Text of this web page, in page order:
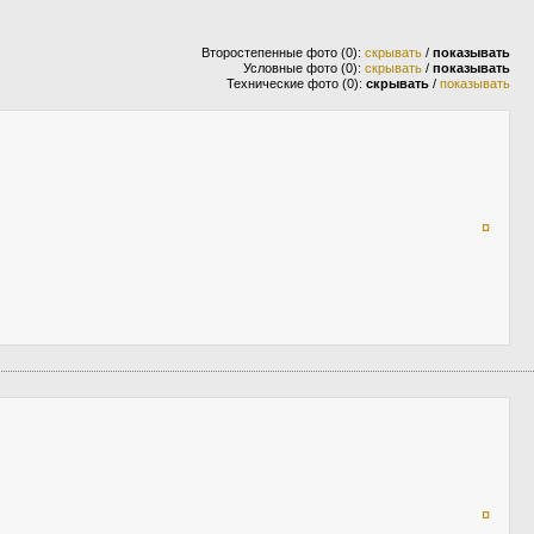
Второстепенные фото (0): скрывать / показывать
Условные фото (0): скрывать / показывать
Технические фото (0): скрывать / показывать
¤
¤